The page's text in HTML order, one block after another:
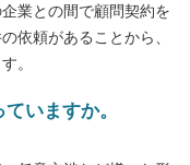
業との間で顧問契約を
依頼があることから、
。
いますか。